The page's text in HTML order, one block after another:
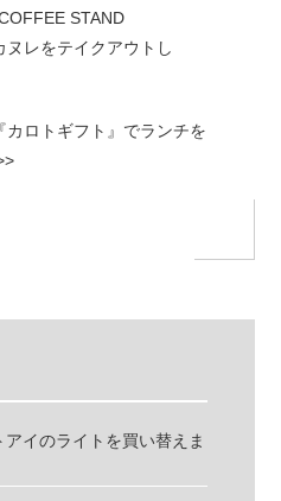
STAND
レをテイクアウトし
カロトギフト』でランチを
アイのライトを買い替えま